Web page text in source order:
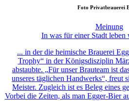
Foto Privatbrauerei
Meinung
In was für einer Stadt leben
... in der die heimische Brauerei
Trophy“ in der Königsdisziplin
abstaubte. „Für unser Brauteam ist
unseres täglichen Handwerks“, freut
Meister. Zugleich ist es Beleg eines
Vorbei die Zeiten, als man Egger-Bier